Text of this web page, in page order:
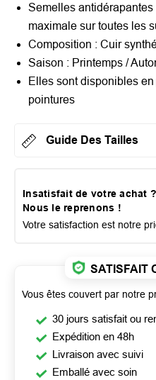
Semelles
maximale sur toutes les
Composition : Cuir
Saison : Printemps /
Elles sont disponibles
pointures
Guide Des Tailles
Insatisfait de votre achat ?
Nous le reprenons !
Votre satisfaction est notre
SATISFAIT
Vous êtes couvert par notre
30 jours satisfait ou
Expédition en 48h
Livraison avec suivi
Emballé avec soin